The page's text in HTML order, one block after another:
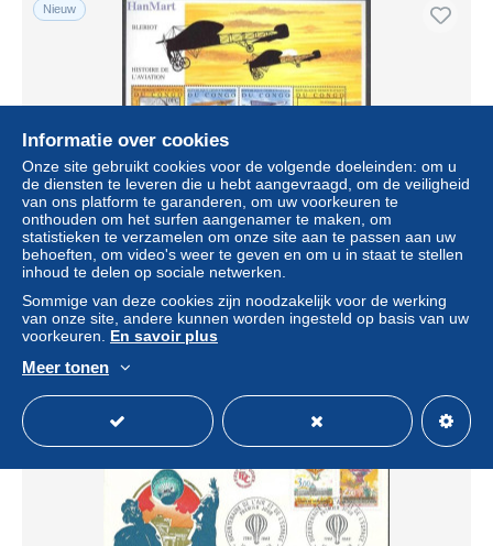
Nieuw
Congo, Democratic Republic (Kinshasa) 2001 Mi 1621-
1631 MNH (ZS6 ZREark1621-1631)
± US$ 17,64
Statuut
Informatie over cookies
Onze site gebruikt cookies voor de volgende doeleinden: om u
de diensten te leveren die u hebt aangevraagd, om de veiligheid
van ons platform te garanderen, om uw voorkeuren te
onthouden om het surfen aangenamer te maken, om
statistieken te verzamelen om onze site aan te passen aan uw
behoeften, om video's weer te geven en om u in staat te stellen
inhoud te delen op sociale netwerken.
Sommige van deze cookies zijn noodzakelijk voor de werking
van onze site, andere kunnen worden ingesteld op basis van uw
voorkeuren. En savoir plus
Meer tonen